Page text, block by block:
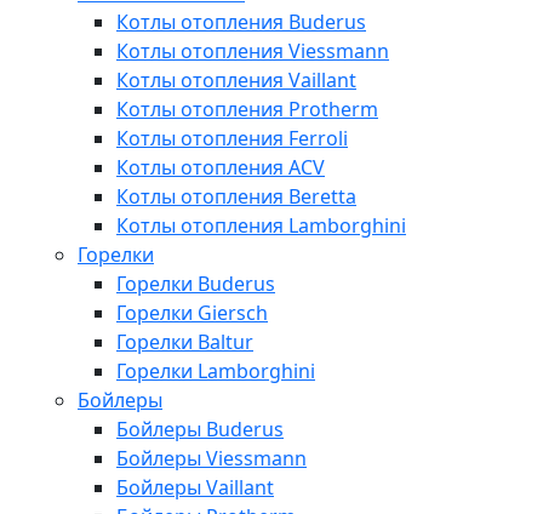
Котлы отопления Buderus
Котлы отопления Viessmann
Котлы отопления Vaillant
Котлы отопления Protherm
Котлы отопления Ferroli
Котлы отопления ACV
Котлы отопления Beretta
Котлы отопления Lamborghini
Горелки
Горелки Buderus
Горелки Giersch
Горелки Baltur
Горелки Lamborghini
Бойлеры
Бойлеры Buderus
Бойлеры Viessmann
Бойлеры Vaillant